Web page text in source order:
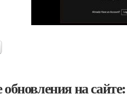
на сайте: